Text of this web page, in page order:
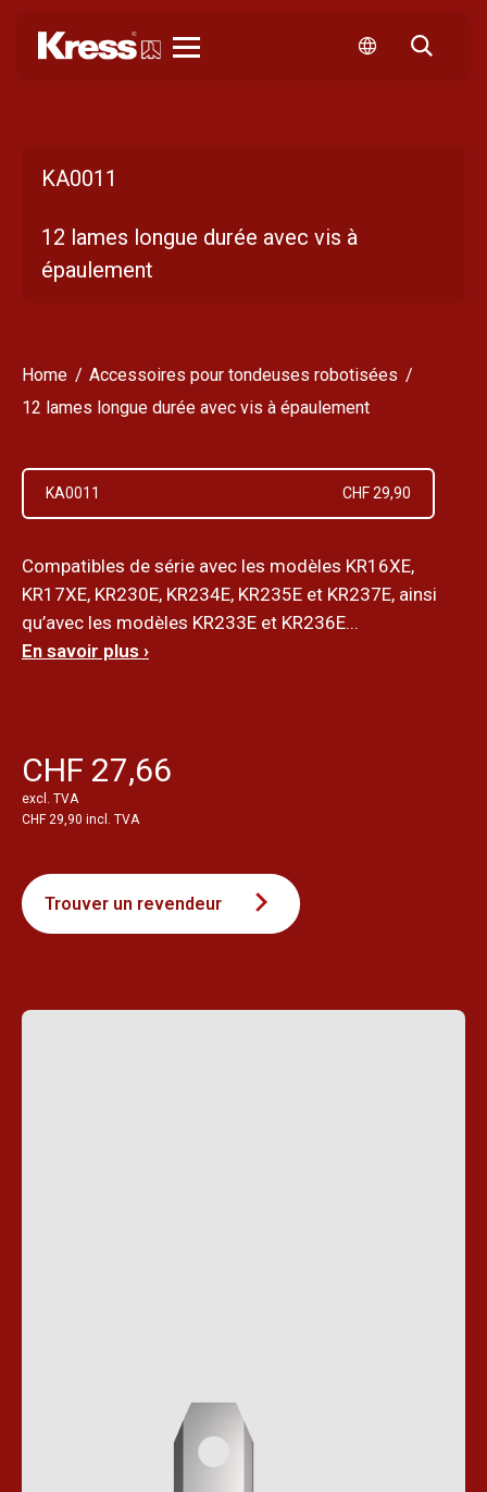
KA0011
12 lames longue durée avec vis à
épaulement
Home
Accessoires pour tondeuses robotisées
12 lames longue durée avec vis à épaulement
KA0011 CHF 29,90
Compatibles de série avec les modèles KR16XE,
KR17XE, KR230E, KR234E, KR235E et KR237E, ainsi
qu’avec les modèles KR233E et KR236E...
En savoir plus ›
CHF 27,66
excl. TVA
CHF 29,90 incl. TVA
Trouver un revendeur